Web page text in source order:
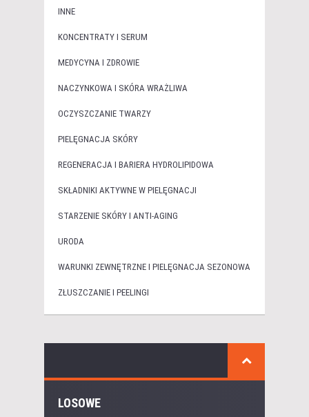
INNE
KONCENTRATY I SERUM
MEDYCYNA I ZDROWIE
NACZYNKOWA I SKÓRA WRAŻLIWA
OCZYSZCZANIE TWARZY
PIELĘGNACJA SKÓRY
REGENERACJA I BARIERA HYDROLIPIDOWA
SKŁADNIKI AKTYWNE W PIELĘGNACJI
STARZENIE SKÓRY I ANTI-AGING
URODA
WARUNKI ZEWNĘTRZNE I PIELĘGNACJA SEZONOWA
ZŁUSZCZANIE I PEELINGI
LOSOWE